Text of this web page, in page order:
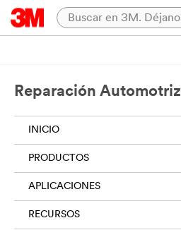
Reparación Automotriz
INICIO
PRODUCTOS
APLICACIONES
RECURSOS